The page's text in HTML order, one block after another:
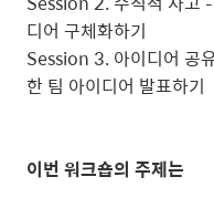
디어 구체화하기
Session 3. 아이디어 공
한 팀 아이디어 발표하기
이번 워크숍의 주제는